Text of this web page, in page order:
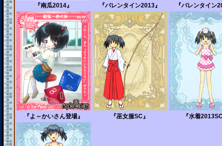
『南瓜2014』 『バレンタイン2013』 『バレンタイン
『よ～かいさん登場』 『巫女服SC』 『水着